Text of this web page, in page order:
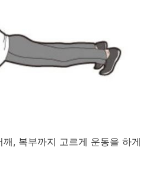
, 복부까지 고르게 운동을 하게